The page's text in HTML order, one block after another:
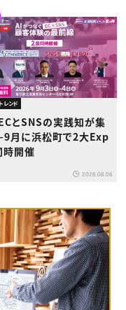
レンド
とSNSの実践知が集
月に浜松町で2大Exp
時開催
2026.08.06